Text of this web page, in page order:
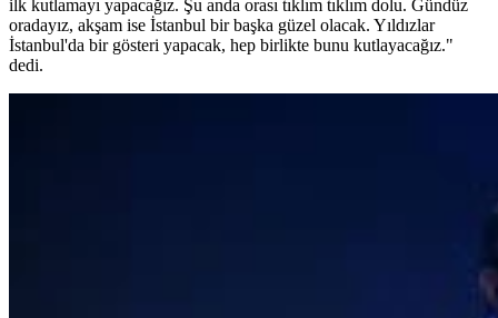
ilk kutlamayı yapacağız. Şu anda orası tıklım tıklım dolu. Gündüz
oradayız, akşam ise İstanbul bir başka güzel olacak. Yıldızlar
İstanbul'da bir gösteri yapacak, hep birlikte bunu kutlayacağız."
dedi.